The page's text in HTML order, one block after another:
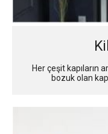
Her çeşit kapıların
bozuk olan